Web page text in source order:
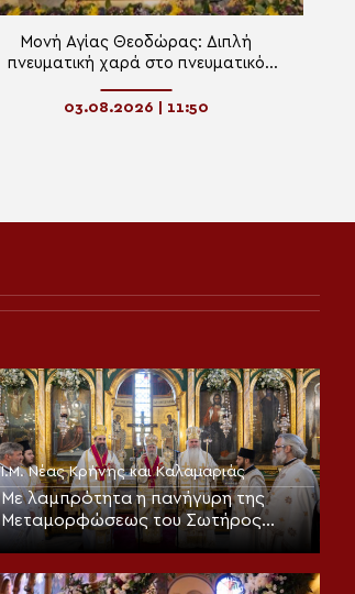
Μονή Αγίας Θεοδώρας: Διπλή
πνευματική χαρά στο πνευματικό
Θεσσαλονίκης
03.08.2026 | 11:50
Ι.Μ. Νέας Κρήνης και Καλαμαριάς
Με λαμπρότητα η πανήγυρη της
Μεταμορφώσεως του Σωτήρος
στην Καλαμαριά (ΦΩΤΟ)